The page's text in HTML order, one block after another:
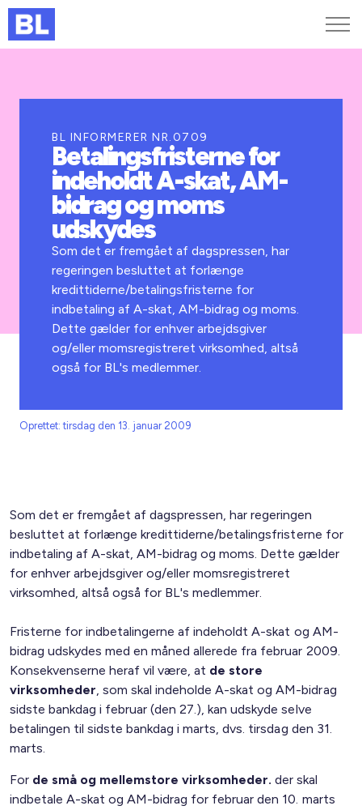
Kurser og arrangementer
Jobportalen
BL INFORMERER NR.0709
Betalingsfristerne for
indeholdt A-skat, AM-
bidrag og moms
udskydes
Som det er fremgået af dagspressen, har
regeringen besluttet at forlænge
kredittiderne/betalings­fristerne for
indbetaling af A-skat, AM-bidrag og moms.
Dette gælder for enhver arbejdsgiver
og/eller momsregistreret virksomhed, altså
også for BL's medlemmer.
Oprettet: tirsdag den 13. januar 2009
Som det er fremgået af dagspressen, har regeringen
besluttet at forlænge kredittiderne/betalings­fristerne for
indbetaling af A-skat, AM-bidrag og moms. Dette gælder
for enhver arbejdsgiver og/eller momsregistreret
virksomhed, altså også for BL's medlemmer.
Fristerne for indbetalingerne af indeholdt A-skat og AM-
bidrag udskydes med en måned allerede fra februar 2009.
Konsekvenserne heraf vil være, at de store
virksomheder, som skal indeholde A-skat og AM-bidrag
sidste bankdag i februar (den 27.), kan udskyde selve
betalingen til sidste bankdag i marts, dvs. tirsdag den 31.
marts.
For de små og mellemstore virksomheder. der skal
indbetale A-skat og AM-bidrag for februar den 10. marts